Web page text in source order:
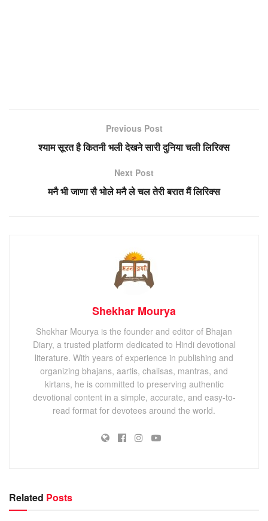
Previous Post
श्याम सूरत है कितनी भली देखने सारी दुनिया चली लिरिक्स
Next Post
मनै भी जाणा सै भोले मनै ले चल तेरी बरात मैं लिरिक्स
Shekhar Mourya
Shekhar Mourya is the founder and editor of Bhajan
Diary, a trusted platform dedicated to Hindi devotional
literature. With years of experience in publishing and
organizing bhajans, aartis, chalisas, mantras, and
kirtans, he is committed to preserving authentic
devotional content in a simple, accurate, and easy-to-
read format for devotees around the world.
Related Posts